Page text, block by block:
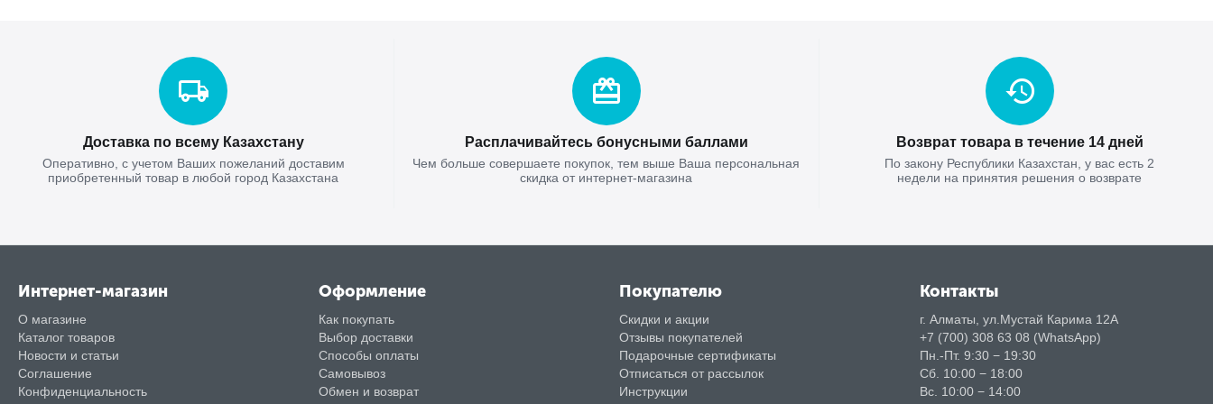
Доставка по всему Казахстану
Оперативно, с учетом Ваших пожеланий доставим
приобретенный товар в любой город Казахстана
Расплачивайтесь бонусными баллами
Чем больше совершаете покупок, тем выше Ваша персональная
скидка от интернет-магазина
Возврат товара в течение 14 дней
По закону Республики Казахстан, у вас есть 2
недели на принятия решения о возврате
Интернет-магазин
О магазине
Каталог товаров
Новости и статьи
Соглашение
Конфиденциальность
Оформление
Как покупать
Выбор доставки
Способы оплаты
Самовывоз
Обмен и возврат
Покупателю
Скидки и акции
Отзывы покупателей
Подарочные сертификаты
Отписаться от рассылок
Инструкции
Контакты
г. Алматы, ул.Мустай Карима 12А
+7 (700) 308 63 08 (WhatsApp)
Пн.-Пт. 9:30 − 19:30
Сб. 10:00 − 18:00
Вс. 10:00 − 14:00